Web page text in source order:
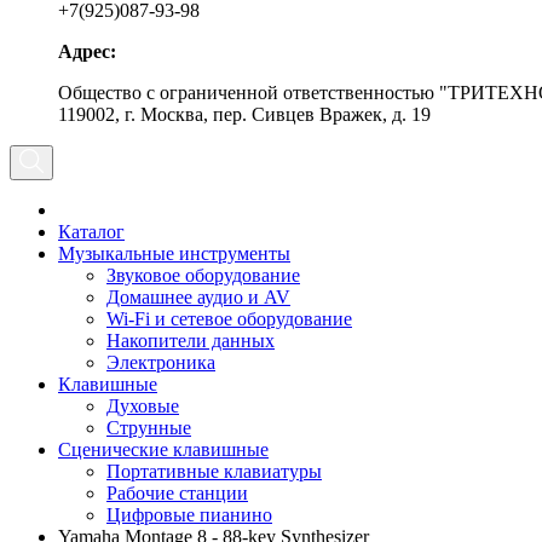
+7(925)087-93-98
Адрес:
Общество с ограниченной ответственностью
119002, г. Москва, пер. Сивцев Вражек, д. 19
Каталог
Музыкальные инструменты
Звуковое оборудование
Домашнее аудио и AV
Wi-Fi и сетевое оборудование
Накопители данных
Электроника
Клавишные
Духовые
Струнные
Сценические клавишные
Портативные клавиатуры
Рабочие станции
Цифровые пианино
Yamaha Montage 8 - 88-key Synthesizer